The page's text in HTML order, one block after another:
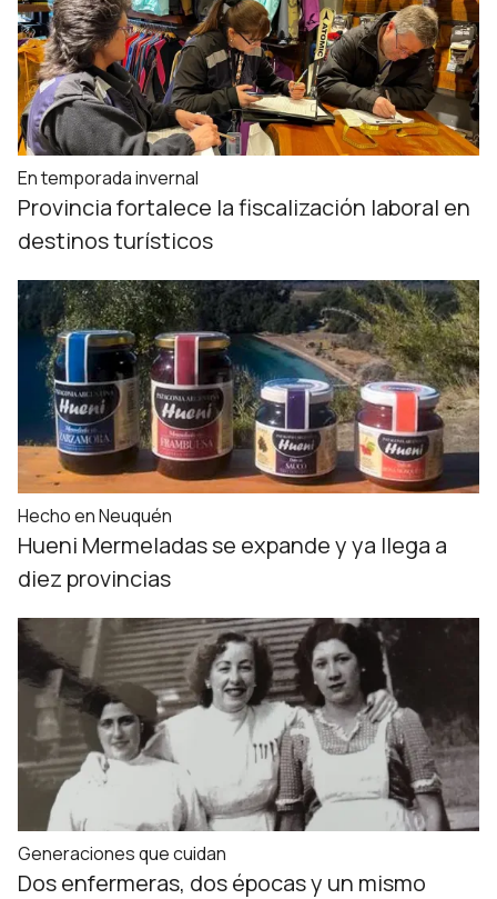
En temporada invernal
Provincia fortalece la fiscalización laboral en
destinos turísticos
Hecho en Neuquén
Hueni Mermeladas se expande y ya llega a
diez provincias
Generaciones que cuidan
Dos enfermeras, dos épocas y un mismo